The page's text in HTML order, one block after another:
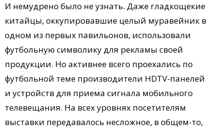
И немудрено было не узнать. Даже гладкощекие
китайцы, оккупировавшие целый муравейник в
одном из первых павильонов, использовали
футбольную символику для рекламы своей
продукции. Но активнее всего проехались по
футбольной теме производители HDTV-панелей
и устройств для приема сигнала мобильного
телевещания. На всех уровнях посетителям
выставки передавалось несложное, в общем-то,